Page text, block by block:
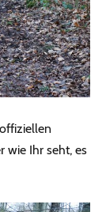
wie Ihr seht, es